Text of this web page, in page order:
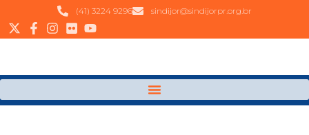
(41) 3224 9296 sindijor@sindijorpr.org.br